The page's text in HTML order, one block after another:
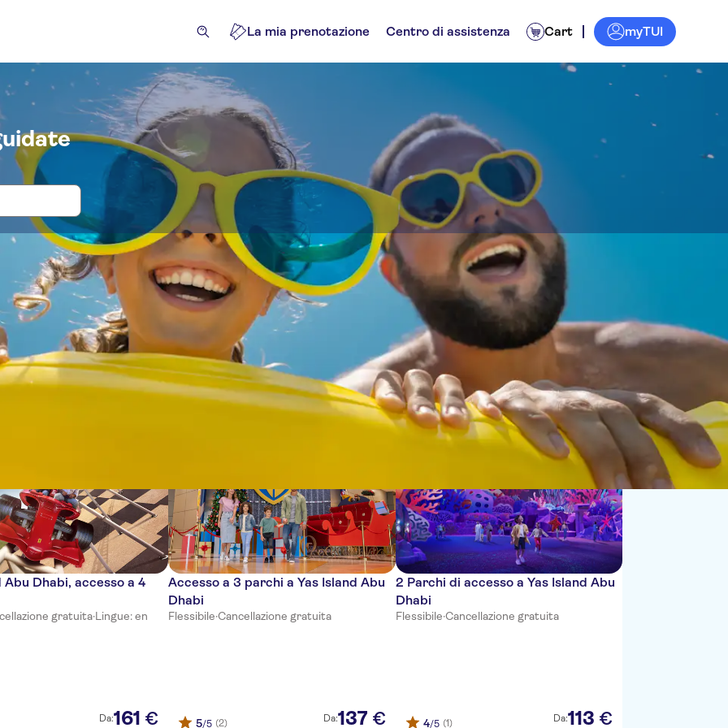
La mia prenotazione Centro di assistenza Cart myTUI
d'ingresso e tour per Yas Waterworld
ed eventi
Sort by:
Abu Dhabi, accesso a 4
gratuita·Lingue: en
Da:161 €
Accesso a 3 parchi a Yas Island Abu
Dhabi
Flessibile·Cancellazione gratuita
5/5 (2) Da:137 €
2 Parchi di accesso a Yas Island Abu
Dhabi
Flessibile·Cancellazione gratuita
4/5 (1) Da:113 €